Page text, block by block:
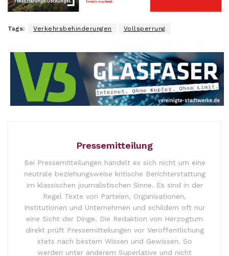
Tags: Verkehrsbehinderungen Vollsperrung
Pressemitteilung
Bei Pressemitteilungen handelt es sich nicht um eine
neutrale beziehungsweise kritische Berichterstattung
im klassischen journalistischen Sinne. Es sind in der
Regel Texte von Parteien, Organisationen,
Institutionen und Unternehmen und schildern oft nur
eine Sicht der Dinge. Die Redaktion von Herzogtum
direkt prüft Pressemitteilungen vor Veröffentlichung
stets nach bestem Wissen und Gewissen. So
werden unter anderem Superlative und nicht